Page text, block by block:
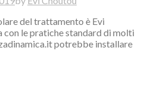
del trattamento è Evi
con le pratiche standard di molti
potrebbe installare